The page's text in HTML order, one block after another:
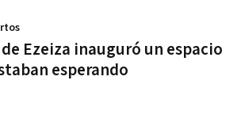
Ezeiza inauguró un espacio
esperando